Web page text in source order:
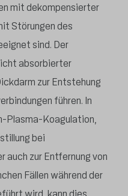
mit dekompensierter
Störungen des
sind. Der
absorbierter
zur Entstehung
führen. In
Plasma-Koagulation,
bei
auch zur Entfernung von
Fällen während der